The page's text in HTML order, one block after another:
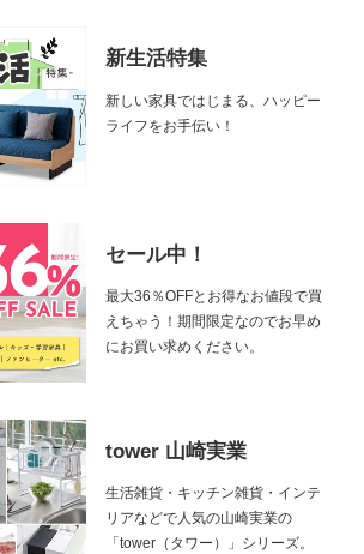
新生活特集
新しい家具ではじまる、ハッピー
ライフをお手伝い！
セール中！
最大36％OFFとお得なお値段で買
えちゃう！期間限定なのでお早め
にお買い求めください。
tower 山崎実業
生活雑貨・キッチン雑貨・インテ
リアなどで人気の山崎実業の
「tower（タワー）」シリーズ。